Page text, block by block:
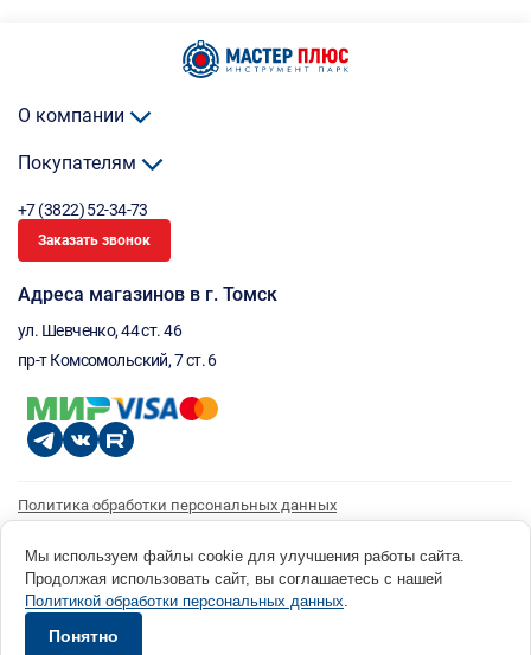
О компании
Покупателям
+7 (3822) 52-34-73
Заказать звонок
Адреса магазинов в г. Томск
ул. Шевченко, 44 ст. 46
пр-т Комсомольский, 7 ст. 6
Политика обработки персональных данных
Согласие на получение рассылки
© 1996 - 2026 инструмент парк «Мастер Плюс» Россия, г. Томск, ул. Шевченко, 44 ст. 46, (3822) 52-34-
73 okp@masterplus.tomsk.ru ИП Брусницын Д.Н. ИНН 701700002741
Мы используем файлы cookie для улучшения работы сайта.
Продолжая использовать сайт, вы соглашаетесь с нашей
Политикой обработки персональных данных.
Понятно